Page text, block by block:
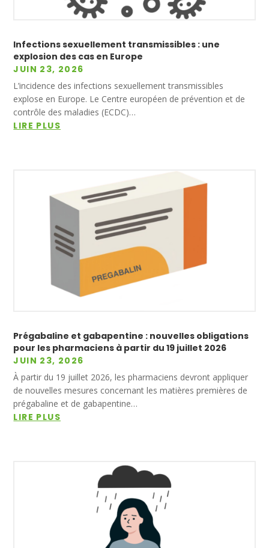
Infections sexuellement transmissibles : une
explosion des cas en Europe
JUIN 23, 2026
L’incidence des infections sexuellement transmissibles
explose en Europe. Le Centre européen de prévention et de
contrôle des maladies (ECDC)…
LIRE PLUS
Prégabaline et gabapentine : nouvelles obligations
pour les pharmaciens à partir du 19 juillet 2026
JUIN 23, 2026
À partir du 19 juillet 2026, les pharmaciens devront appliquer
de nouvelles mesures concernant les matières premières de
prégabaline et de gabapentine…
LIRE PLUS